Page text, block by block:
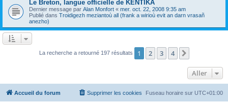
Le Breton, langue officielle de KENTIKA
Dernier message par Alan Monfort « mer. oct. 22, 2008 9:35 am
Publié dans Troidigezh meziantoù all (frank a wirioù evit an darn vrasañ
anezho)
La recherche a retourné 197 résultats 1 2 3 4
Aller
Accueil du forum Fuseau horaire sur UTC+01:00
Supprimer les cookies